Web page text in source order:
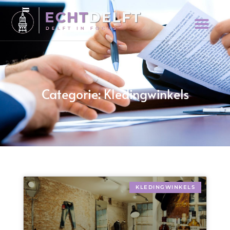
Categorie: Kledingwinkels
KLEDINGWINKELS